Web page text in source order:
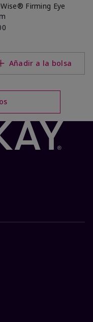
Firming Eye
Añadir a la bolsa